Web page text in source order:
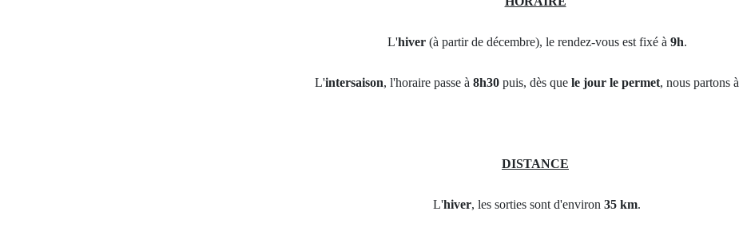
L'hiver (à partir de décembre), le rendez-vous est fixé à 9h.
L'intersaison, l'horaire passe à 8h30 puis, dès que le jour le permet, nous partons à
DISTANCE
L'hiver, les sorties sont d'environ 35 km.